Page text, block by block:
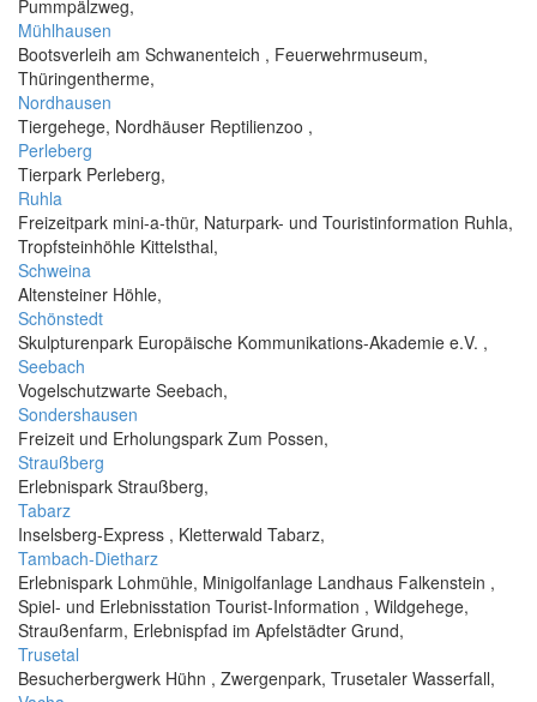
Pummpälzweg,
Mühlhausen
Bootsverleih am Schwanenteich , Feuerwehrmuseum,
Thüringentherme,
Nordhausen
Tiergehege, Nordhäuser Reptilienzoo ,
Perleberg
Tierpark Perleberg,
Ruhla
Freizeitpark mini-a-thür, Naturpark- und Touristinformation Ruhla,
Tropfsteinhöhle Kittelsthal,
Schweina
Altensteiner Höhle,
Schönstedt
Skulpturenpark Europäische Kommunikations-Akademie e.V. ,
Seebach
Vogelschutzwarte Seebach,
Sondershausen
Freizeit und Erholungspark Zum Possen,
Straußberg
Erlebnispark Straußberg,
Tabarz
Inselsberg-Express , Kletterwald Tabarz,
Tambach-Dietharz
Erlebnispark Lohmühle, Minigolfanlage Landhaus Falkenstein ,
Spiel- und Erlebnisstation Tourist-Information , Wildgehege,
Straußenfarm, Erlebnispfad im Apfelstädter Grund,
Trusetal
Besucherbergwerk Hühn , Zwergenpark, Trusetaler Wasserfall,